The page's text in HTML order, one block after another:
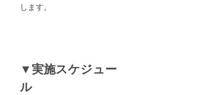
します。
▼実施スケジュー
ル